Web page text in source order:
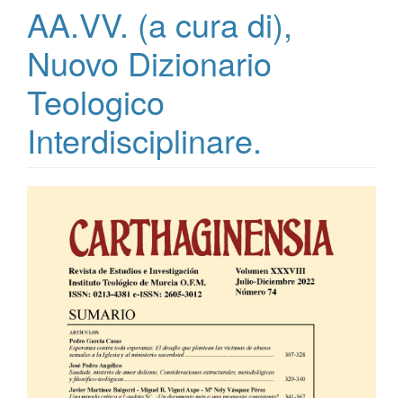
AA.VV. (a cura di),
Nuovo Dizionario
Teologico
Interdisciplinare.